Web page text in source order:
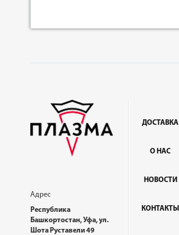
Адрес
Республика
Башкортостан, Уфа, ул.
Шота Руставели 49
ДОСТАВКА
О НАС
НОВОСТИ
КОНТАКТЫ